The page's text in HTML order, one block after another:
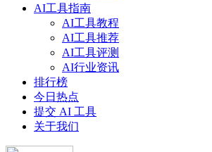
AI工具指南
AI工具教程
AI工具推荐
AI工具评测
AI行业资讯
排行榜
今日热点
提交 AI 工具
关于我们